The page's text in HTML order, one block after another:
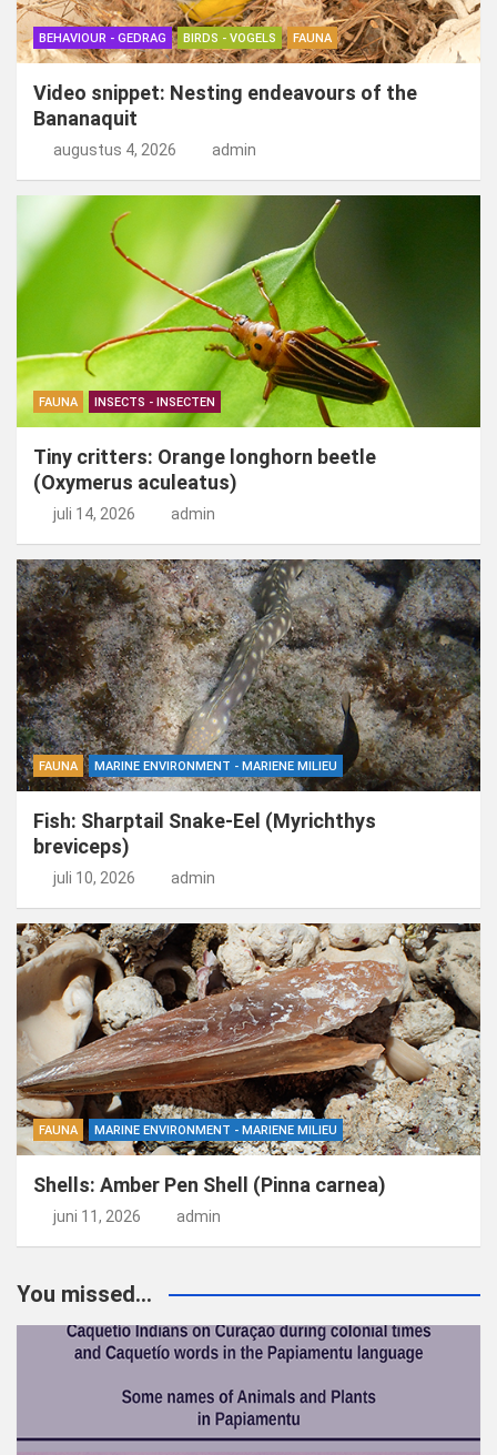
BEHAVIOUR - GEDRAG BIRDS - VOGELS FAUNA
Video snippet: Nesting endeavours of the
Bananaquit
augustus 4, 2026 admin
FAUNA INSECTS - INSECTEN
Tiny critters: Orange longhorn beetle
(Oxymerus aculeatus)
juli 14, 2026 admin
FAUNA MARINE ENVIRONMENT - MARIENE MILIEU
Fish: Sharptail Snake-Eel (Myrichthys
breviceps)
juli 10, 2026 admin
FAUNA MARINE ENVIRONMENT - MARIENE MILIEU
Shells: Amber Pen Shell (Pinna carnea)
juni 11, 2026 admin
You missed...